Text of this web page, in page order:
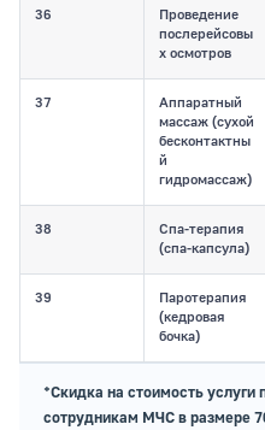
36
Проведение
послерейсовы
х осмотров
37
Аппаратный
массаж (сухой
бесконтактны
й
гидромассаж)
38
Спа-терапия
(спа-капсула)
39
Паротерапия
(кедровая
бочка)
*Скидка на стоимость услуги
сотрудникам МЧС в размере